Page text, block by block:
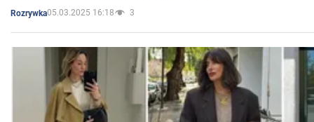
Rozrywka05.03.2025 16:18 3